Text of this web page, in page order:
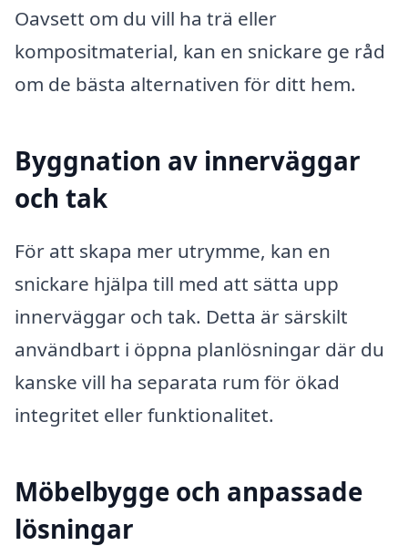
Oavsett om du vill ha trä eller
kompositmaterial, kan en snickare ge råd
om de bästa alternativen för ditt hem.
Byggnation av innerväggar
och tak
För att skapa mer utrymme, kan en
snickare hjälpa till med att sätta upp
innerväggar och tak. Detta är särskilt
användbart i öppna planlösningar där du
kanske vill ha separata rum för ökad
integritet eller funktionalitet.
Möbelbygge och anpassade
lösningar